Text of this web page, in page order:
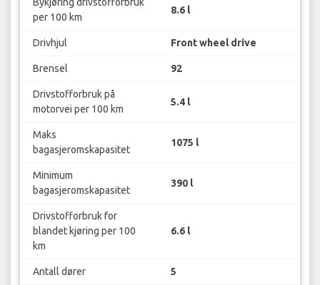
per 100 km
8.6 l
Drivhjul Front wheel drive
Brensel 92
Drivstofforbruk på
motorvei per 100 km
5.4 l
Maks
bagasjeromskapasitet
1075 l
Minimum
bagasjeromskapasitet
390 l
Drivstofforbruk for
blandet kjøring per 100
km
6.6 l
Antall dører 5